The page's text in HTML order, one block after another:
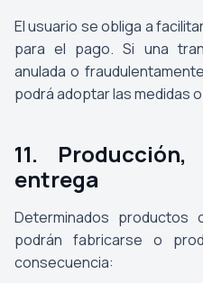
El usuario se obliga a
para el pago. Si una
anulada o
podrá adoptar las medidas
11.
entrega
Determinados productos
podrán fabricarse o
consecuencia: